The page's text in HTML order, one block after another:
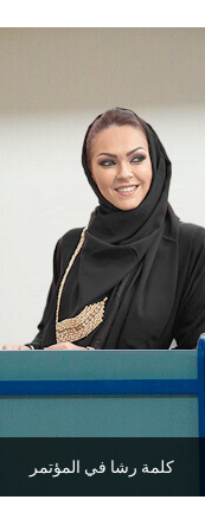
كلمة رشا في المؤتمر